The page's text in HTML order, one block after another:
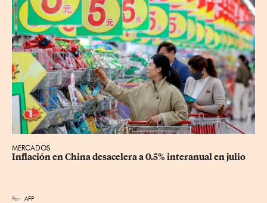
MERCADOS
Inflación en China desacelera a 0.5% interanual en julio
Por AFP